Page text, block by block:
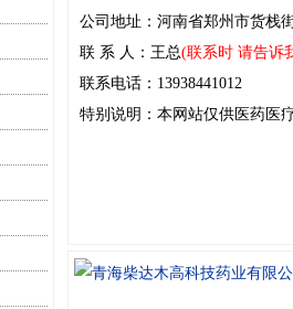
公司地址：河南省郑州市货栈
联 系 人：王总(联系时 请告诉
联系电话：13938441012
特别说明：本网站仅供医药医